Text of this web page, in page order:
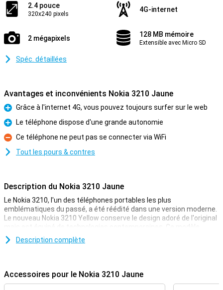
2.4 pouce
320x240 pixels
4G-internet
2 mégapixels 128 MB mémoire
Extensible avec Micro SD
Spéc. détaillées
Avantages et inconvénients Nokia 3210 Jaune
Pour
Grâce à l'internet 4G, vous pouvez toujours surfer sur le web
Pour
Le téléphone dispose d'une grande autonomie
Contre
Ce téléphone ne peut pas se connecter via WiFi
Tout les pours & contres
Description du Nokia 3210 Jaune
Le Nokia 3210, l'un des téléphones portables les plus
emblématiques du passé, a été réédité dans une version moderne.
Le nouveau Nokia 3210 Yellow conserve le design adoré de l'original
mais est équipé de technologies contemporaines. Ce modèle
comprend un appareil photo 2MP, un GPS et le Bluetooth 5.0, ce qui
en fait une option intéressante pour les utilisateurs nostalgiques
Appareil photo et connectivité
Description complète
Accessoires pour le Nokia 3210 Jaune